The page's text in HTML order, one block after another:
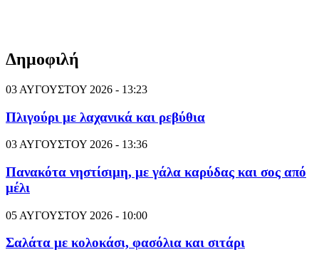
Δημοφιλή
03 ΑΥΓΟΥΣΤΟΥ 2026 - 13:23
Πλιγούρι με λαχανικά και ρεβύθια
03 ΑΥΓΟΥΣΤΟΥ 2026 - 13:36
Πανακότα νηστίσιμη, με γάλα καρύδας και σος από
μέλι
05 ΑΥΓΟΥΣΤΟΥ 2026 - 10:00
Σαλάτα με κολοκάσι, φασόλια και σιτάρι